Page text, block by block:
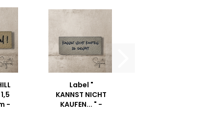
-
Label "
KANNST NICHT
KAUFEN... " -